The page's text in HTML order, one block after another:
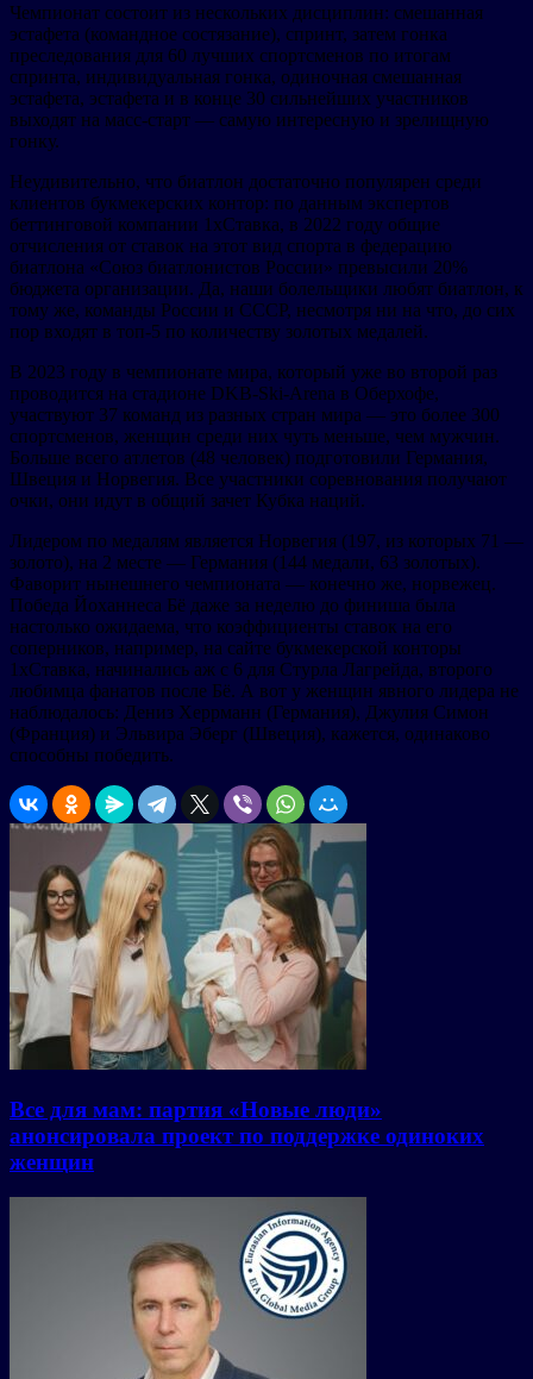
Чемпионат состоит из нескольких дисциплин: смешанная
эстафета (командное состязание), спринт, затем гонка
преследования для 60 лучших спортсменов по итогам
спринта, индивидуальная гонка, одиночная смешанная
эстафета, эстафета и в конце 30 сильнейших участников
выходят на масс-старт — самую интересную и зрелищную
гонку.
Неудивительно, что биатлон достаточно популярен среди
клиентов букмекерских контор: по данным экспертов
беттинговой компании 1хСтавка, в 2022 году общие
отчисления от ставок на этот вид спорта в федерацию
биатлона «Союз биатлонистов России» превысили 20%
бюджета организации. Да, наши болельщики любят биатлон, к
тому же, команды России и СССР, несмотря ни на что, до сих
пор входят в топ-5 по количеству золотых медалей.
В 2023 году в чемпионате мира, который уже во второй раз
проводится на стадионе DKB-Ski-Arena в Оберхофе,
участвуют 37 команд из разных стран мира — это более 300
спортсменов, женщин среди них чуть меньше, чем мужчин.
Больше всего атлетов (48 человек) подготовили Германия,
Швеция и Норвегия. Все участники соревнования получают
очки, они идут в общий зачет Кубка наций.
Лидером по медалям является Норвегия (197, из которых 71 —
золото), на 2 месте — Германия (144 медали, 63 золотых).
Фаворит нынешнего чемпионата — конечно же, норвежец.
Победа Йоханнеса Бё даже за неделю до финиша была
настолько ожидаема, что коэффициенты ставок на его
соперников, например, на сайте букмекерской конторы
1хСтавка, начинались аж с 6 для Стурла Лагрейда, второго
любимца фанатов после Бё. А вот у женщин явного лидера не
наблюдалось: Дениз Херрманн (Германия), Джулия Симон
(Франция) и Эльвира Эберг (Швеция), кажется, одинаково
способны победить.
Все для мам: партия «Новые люди»
анонсировала проект по поддержке одиноких
женщин